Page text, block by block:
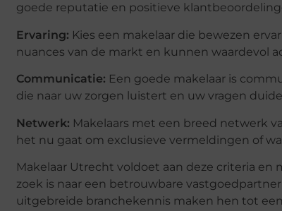
goede reputatie en positieve
Ervaring: Kies een makelaar die bewezen
nuances van de markt en kunnen waardevol
Communicatie: Een goede makelaar is
die naar uw zorgen luistert en uw vragen
Netwerk: Makelaars met een breed netwerk
het nu gaat om exclusieve vermeldingen of
Makelaar Utrecht voldoet aan deze criteria en
zoek is naar een betrouwbare
uitgebreide branchekennis maken hen tot